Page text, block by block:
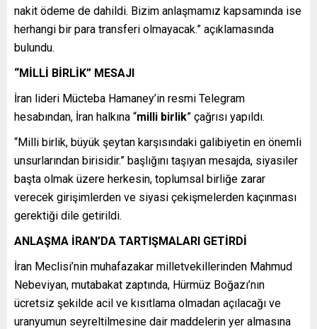
nakit ödeme de dahildi. Bizim anlaşmamız kapsamında ise
herhangi bir para transferi olmayacak.” açıklamasında
bulundu.
“MİLLİ BİRLİK” MESAJI
İran lideri Mücteba Hamaney’in resmi Telegram
hesabından, İran halkına “milli birlik” çağrısı yapıldı.
“Milli birlik, büyük şeytan karşısındaki galibiyetin en önemli
unsurlarından birisidir.” başlığını taşıyan mesajda, siyasiler
başta olmak üzere herkesin, toplumsal birliğe zarar
verecek girişimlerden ve siyasi çekişmelerden kaçınması
gerektiği dile getirildi.
ANLAŞMA İRAN’DA TARTIŞMALARI GETİRDİ
İran Meclisi’nin muhafazakar milletvekillerinden Mahmud
Nebeviyan, mutabakat zaptında, Hürmüz Boğazı’nın
ücretsiz şekilde acil ve kısıtlama olmadan açılacağı ve
uranyumun seyreltilmesine dair maddelerin yer almasına